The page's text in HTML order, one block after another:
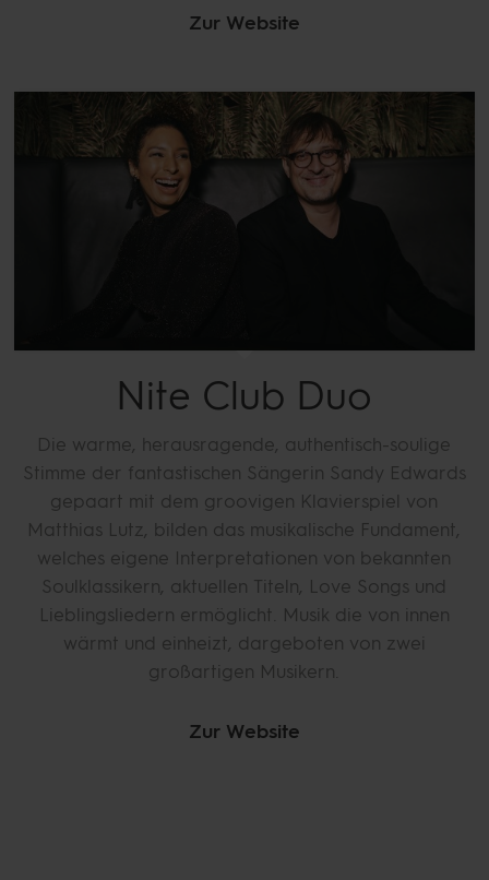
Zur Website
Nite Club Duo
Die warme, herausragende, authentisch-soulige
Stimme der fantastischen Sängerin Sandy Edwards
gepaart mit dem groovigen Klavierspiel von
Matthias Lutz, bilden das musikalische Fundament,
welches eigene Interpretationen von bekannten
Soulklassikern, aktuellen Titeln, Love Songs und
Lieblingsliedern ermöglicht. Musik die von innen
wärmt und einheizt, dargeboten von zwei
großartigen Musikern.
Zur Website